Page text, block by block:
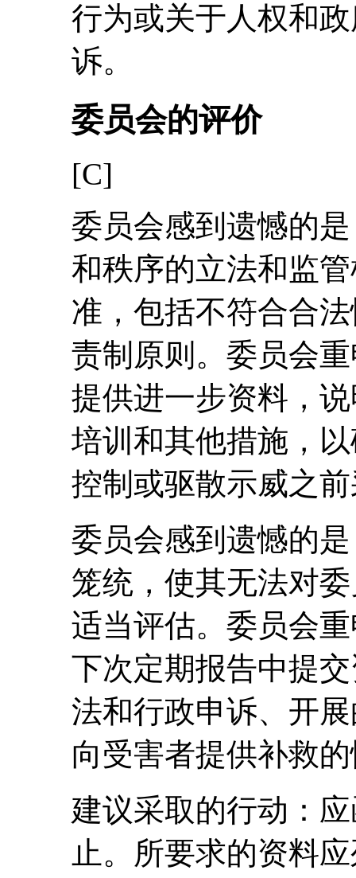
行为或关于人权和
诉。
委员会的评价
[C]
委员会感到遗憾的
和秩序的立法和监
准，包括不符合合
责制原则。委员会
提供进一步资料，
培训和其他措施，
控制或驱散示威之
委员会感到遗憾的
笼统，使其无法对
适当评估。委员会
下次定期报告中提
法和行政申诉、开
向受害者提供补救
建议采取的行动：
止。所要求的资料